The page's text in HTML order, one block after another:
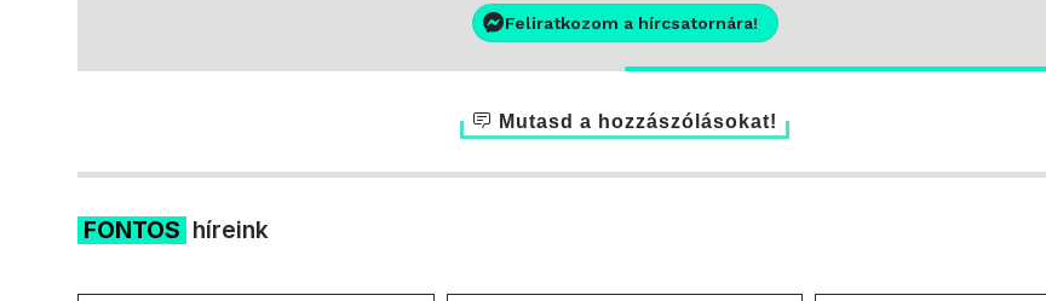
Feliratkozom a hírcsatornára!
Mutasd a hozzászólásokat!
FONTOS híreink